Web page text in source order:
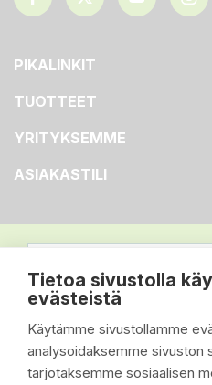
Tietoa sivustolla
evästeistä
Käytämme sivustollamme
analysoidaksemme sivuston
tarjotaksemme sosiaalisen
PIKALINKIT
TUOTTEET
YRITYKSEMME
ASIAKASTILI